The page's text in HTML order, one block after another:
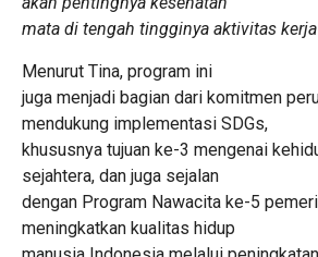
mata di tengah tingginya aktivitas
Menurut Tina, program ini
juga menjadi bagian dari komitmen
mendukung implementasi SDGs,
khususnya tujuan ke-3 mengenai
sejahtera, dan juga sejalan
dengan Program Nawacita ke-5
meningkatkan kualitas hidup